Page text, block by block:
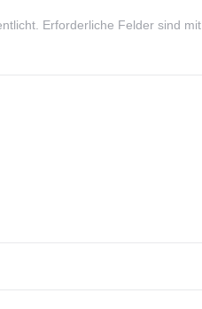
Erforderliche Felder sind mit